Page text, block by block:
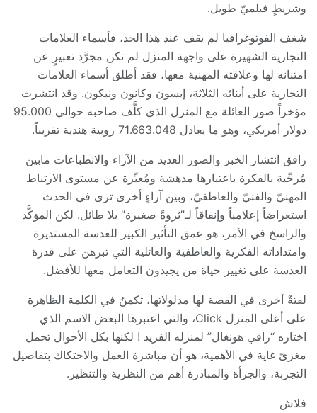
وشريطٍ فيلميّ طويل.
شغف الفوتوغرافيا لم يقف عند هذا الحد، فأسماء العلامات
التجارية الشهيرة على واجهة المنزل لم تكن مجرَّد تعبيرٍ عن
امتنانه لها وعلاقته المهنية معها، فقد أطلق أسماء العلامات
التجارية على أبنائه الثلاثة، إبسون وكانون ونيكون. وقد انتشرت
مؤخراً صور العائلة مع المنزل الذي كلَّف صاحبه حوالي 95.000
دولار أمريكي، وهو ما يعادل 71.663.048 روبية هندية تقريباً.
رافق انتشار الخبر والصور العديد من الآراء والانطباعات مابين
مُرحِّبة بالفكرة باعتبارها مدهشة ومُعبِّرة عن مستوى الارتباط
المهنيّ والفنيّ والعاطفيّ، وبين آراءٍ أخرى ترى في الحدث
استعراضاً إعلامياً وإنفاقاً لـ”ثروةً صغيرة” بلا طائل. لكن المؤكَّد
والراسخ في الأمر، هو عمق التأثير الكبير للعدسة المستديرة
وامتداداته الفكرية والعاطفية والعائلية التي تبرهن على قدرة
العدسة على تغيير حياة من يجيدون التعامل معها للأفضل.
لفتةٌ أخرى في القصة لها مدلولاتها، تكمنُ في الكلمة الظاهرة
على أعلى المنزل Click، والتي اعتبرها البعض الاسم الذي
اختاره “رافي هونغال” لمنزله الفريد ! لكنها بكل الأحوال تحمل
مغزىً غاية في الأهمية، هو أن مباشرة العمل والاحتكاك بتفاصيل
التجربة، والجرأة والمبادرة أهم من النظرية والتنظير.
فلاش